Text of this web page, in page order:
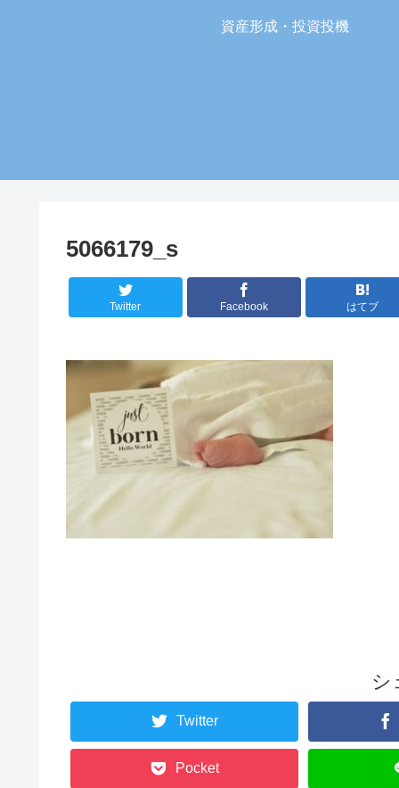
資産形成・投資投機
5066179_s
Twitter Facebook はてブ
シ
Twitter
Pocket